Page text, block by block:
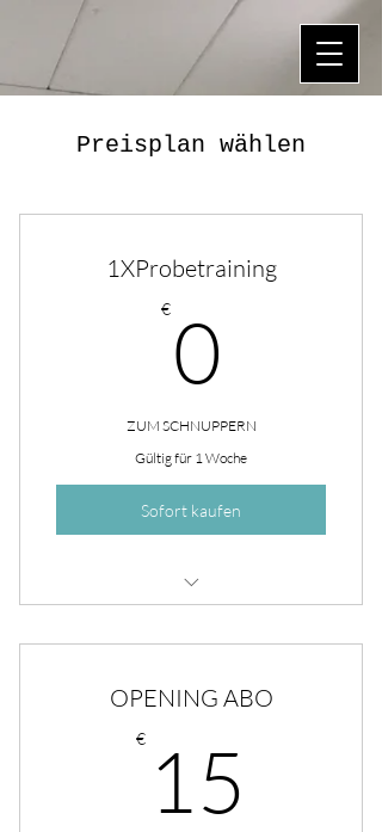
Preisplan wählen
1XProbetraining
€ 0
ZUM SCHNUPPERN
Gültig für 1 Woche
Sofort kaufen
OPENING ABO
€ 15